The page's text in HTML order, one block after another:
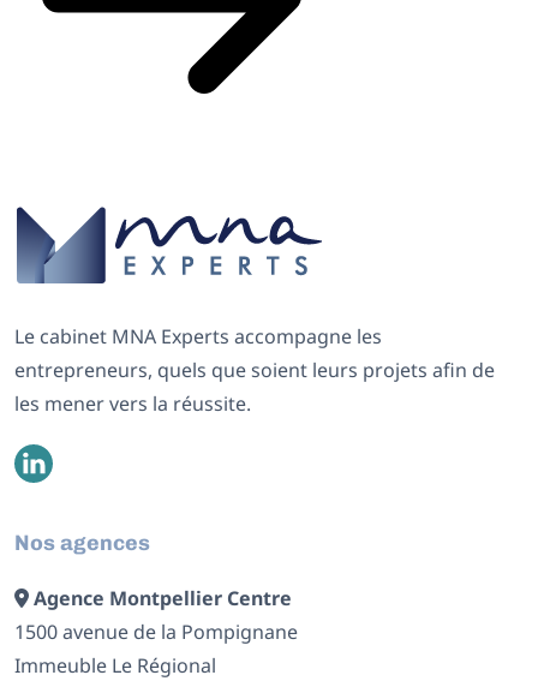
Le cabinet MNA Experts accompagne les
entrepreneurs, quels que soient leurs projets afin de
les mener vers la réussite.
Nos agences
Agence Montpellier Centre
1500 avenue de la Pompignane
Immeuble Le Régional